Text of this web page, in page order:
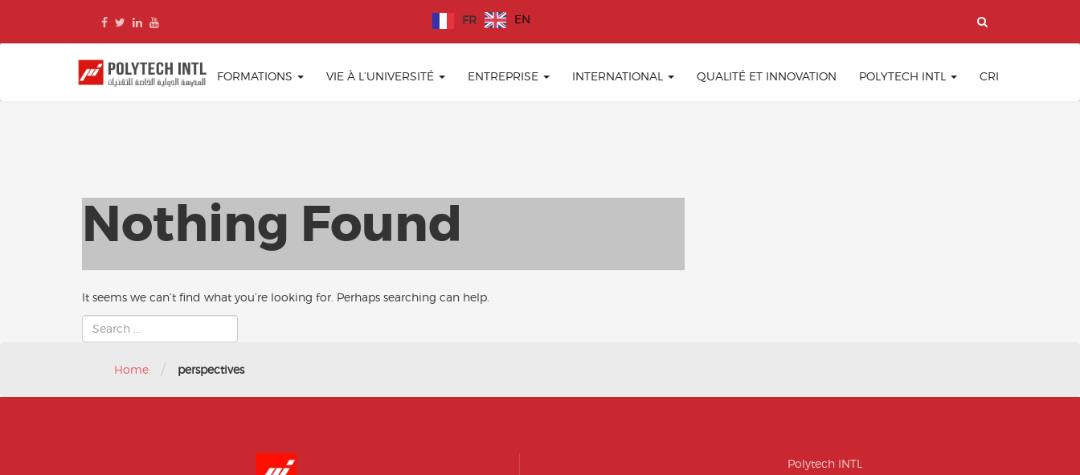
FORMATIONS
VIE À L’UNIVERSITÉ ENTREPRISE INTERNATIONAL QUALITÉ ET INNOVATION POLYTECH INTL CRI
Nothing Found
It seems we can’t find what you’re looking for. Perhaps searching can help.
Home / perspectives
Polytech INTL
FR EN